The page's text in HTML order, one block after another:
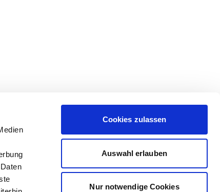
Cookies zulassen
Auswahl erlauben
Nur notwendige Cookies